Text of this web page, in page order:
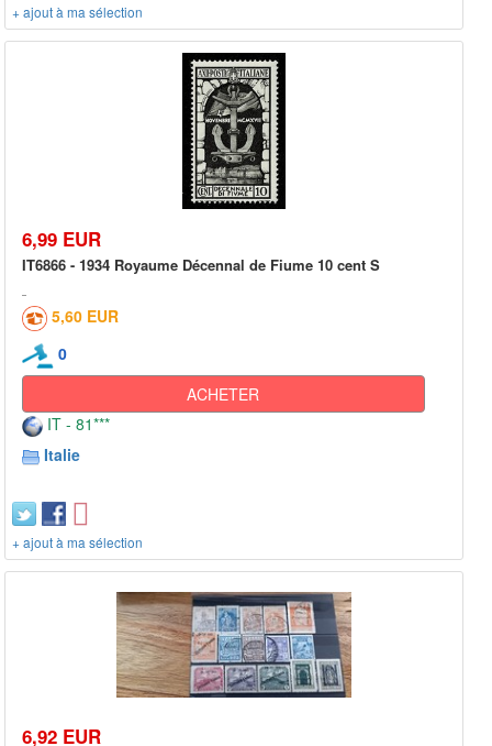
+ ajout à ma sélection
6,99 EUR
IT6866 - 1934 Royaume Décennal de Fiume 10 cent S
5,60 EUR
0
ACHETER
IT - 81***
Italie
+ ajout à ma sélection
6,92 EUR